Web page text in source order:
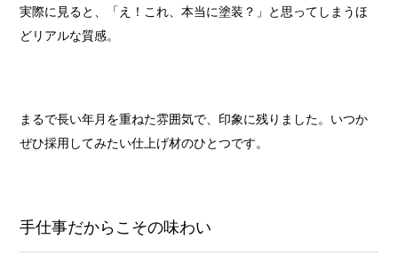
実際に見ると、「え！これ、本当に塗装？」と思ってしまうほ
どリアルな質感。
まるで長い年月を重ねた雰囲気で、印象に残りました。いつか
ぜひ採用してみたい仕上げ材のひとつです。
手仕事だからこその味わい